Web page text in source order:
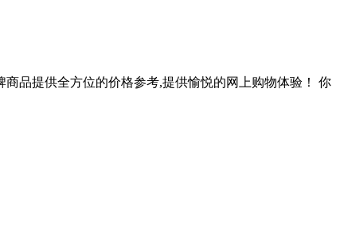
品提供全方位的价格参考,提供愉悦的网上购物体验！ 你